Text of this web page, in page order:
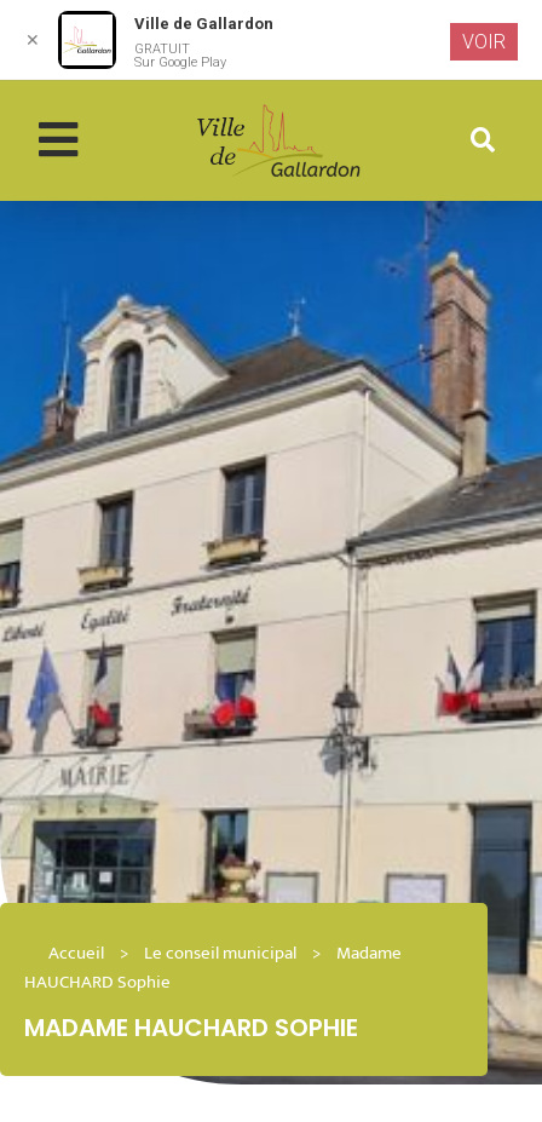
contenu
Accueil > Le conseil municipal > Madame
HAUCHARD Sophie
MADAME HAUCHARD SOPHIE
✕
Ville de Gallardon
GRATUIT
Sur Google Play
VOIR